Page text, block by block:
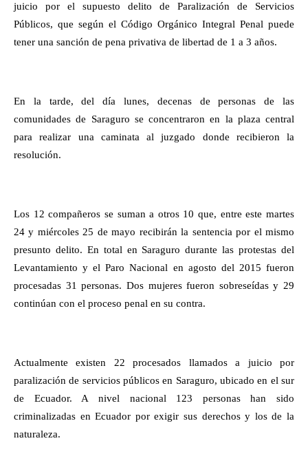
juicio por el supuesto delito de Paralización de Servicios
Públicos, que según el Código Orgánico Integral Penal puede
tener una sanción de pena privativa de libertad de 1 a 3 años.
En la tarde, del día lunes, decenas de personas de las
comunidades de Saraguro se concentraron en la plaza central
para realizar una caminata al juzgado donde recibieron la
resolución.
Los 12 compañeros se suman a otros 10 que, entre este martes
24 y miércoles 25 de mayo recibirán la sentencia por el mismo
presunto delito. En total en Saraguro durante las protestas del
Levantamiento y el Paro Nacional en agosto del 2015 fueron
procesadas 31 personas. Dos mujeres fueron sobreseídas y 29
continúan con el proceso penal en su contra.
Actualmente existen 22 procesados llamados a juicio por
paralización de servicios públicos en Saraguro, ubicado en el sur
de Ecuador. A nivel nacional 123 personas han sido
criminalizadas en Ecuador por exigir sus derechos y los de la
naturaleza.